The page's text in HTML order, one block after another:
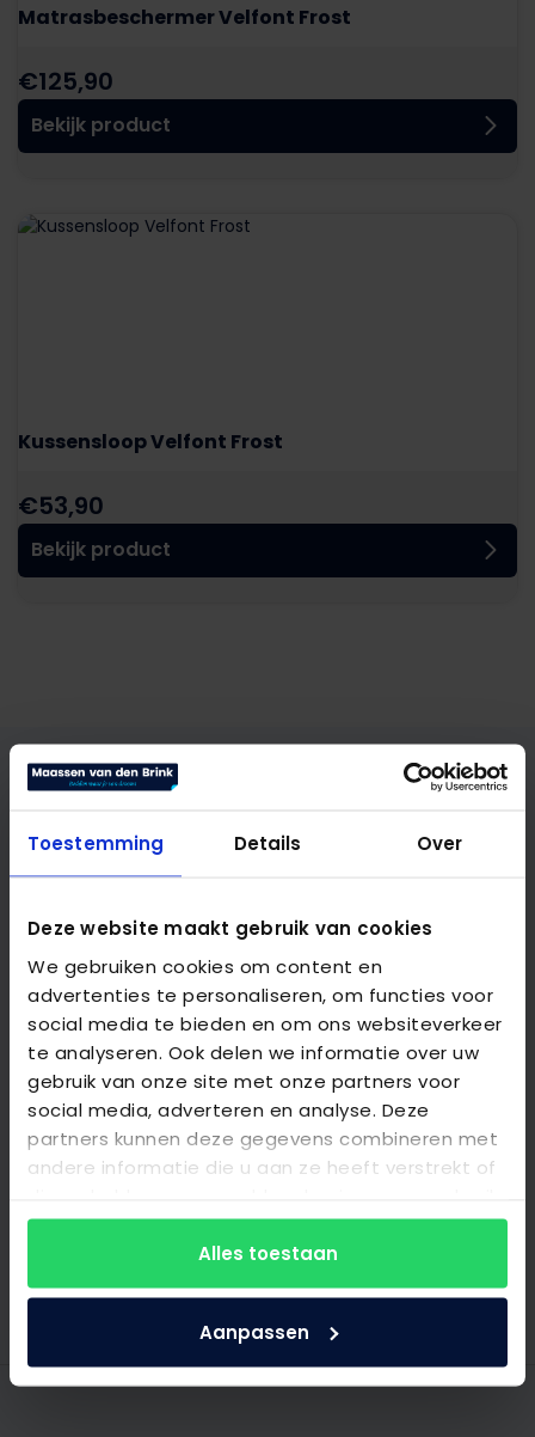
Toestemming Details Over
Deze website maakt gebruik van cookies
We gebruiken cookies om content en
advertenties te personaliseren, om functies voor
social media te bieden en om ons websiteverkeer
te analyseren. Ook delen we informatie over uw
gebruik van onze site met onze partners voor
social media, adverteren en analyse. Deze
partners kunnen deze gegevens combineren met
andere informatie die u aan ze heeft verstrekt of
van hun services.
Alles toestaan
Aanpassen
Matrasbeschermer Velfont Frost
€125,90
Bekijk product
Kussensloop Velfont Frost
€53,90
Bekijk product
We staan voor je klaar
Uitproberen?
Kom langs!
Route
Nieuwsbrief?